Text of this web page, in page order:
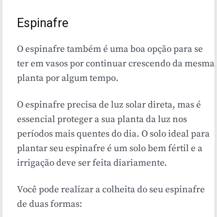
Espinafre
O espinafre também é uma boa opção para se
ter em vasos por continuar crescendo da mesma
planta por algum tempo.
O espinafre precisa de luz solar direta, mas é
essencial proteger a sua planta da luz nos
períodos mais quentes do dia. O solo ideal para
plantar seu espinafre é um solo bem fértil e a
irrigação deve ser feita diariamente.
Você pode realizar a colheita do seu espinafre
de duas formas: